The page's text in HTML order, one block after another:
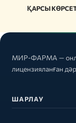
ҚАРСЫ
МИР-ФАРМА —
лицензияланған
ШАРЛАУ